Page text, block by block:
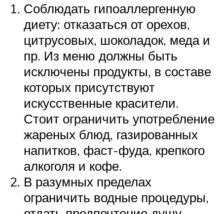
Соблюдать гипоаллергенную
диету: отказаться от орехов,
цитрусовых, шоколадок, меда и
пр. Из меню должны быть
исключены продукты, в составе
которых присутствуют
искусственные красители.
Стоит ограничить употребление
жареных блюд, газированных
напитков, фаст-фуда, крепкого
алкоголя и кофе.
В разумных пределах
ограничить водные процедуры,